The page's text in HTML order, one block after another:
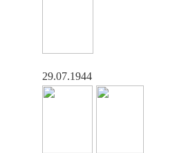
29.07.1944